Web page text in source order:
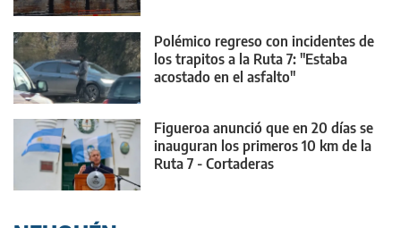
Polémico regreso con incidentes de
los trapitos a la Ruta 7: "Estaba
acostado en el asfalto"
Figueroa anunció que en 20 días se
inauguran los primeros 10 km de la
Ruta 7 - Cortaderas